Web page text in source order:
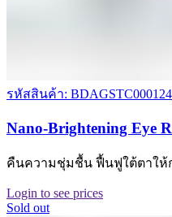
รหัสสินค้า: BDAGSTC000124
Nano-Brightening Eye
คืนความชุ่มชื้น ฟื้นฟูใต้ตาให้
Login to see prices
Sold out